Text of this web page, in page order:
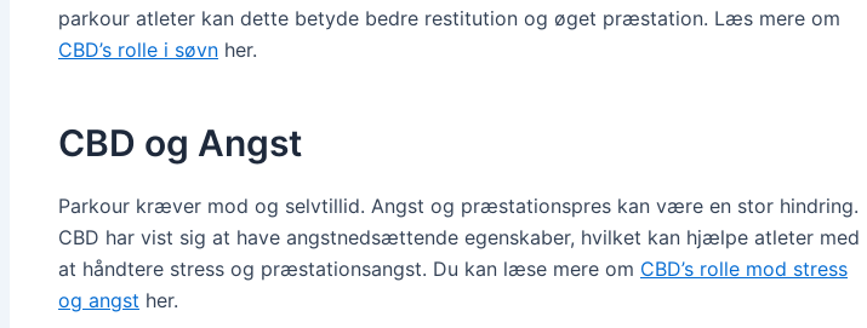
parkour atleter kan dette betyde bedre restitution og øget præstation. Læs mere om
CBD’s rolle i søvn her.
CBD og Angst
Parkour kræver mod og selvtillid. Angst og præstationspres kan være en stor hindring.
CBD har vist sig at have angstnedsættende egenskaber, hvilket kan hjælpe atleter med
at håndtere stress og præstationsangst. Du kan læse mere om CBD’s rolle mod stress
og angst her.